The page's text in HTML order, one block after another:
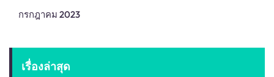
กรกฎาคม 2023
เรื่องล่าสุด